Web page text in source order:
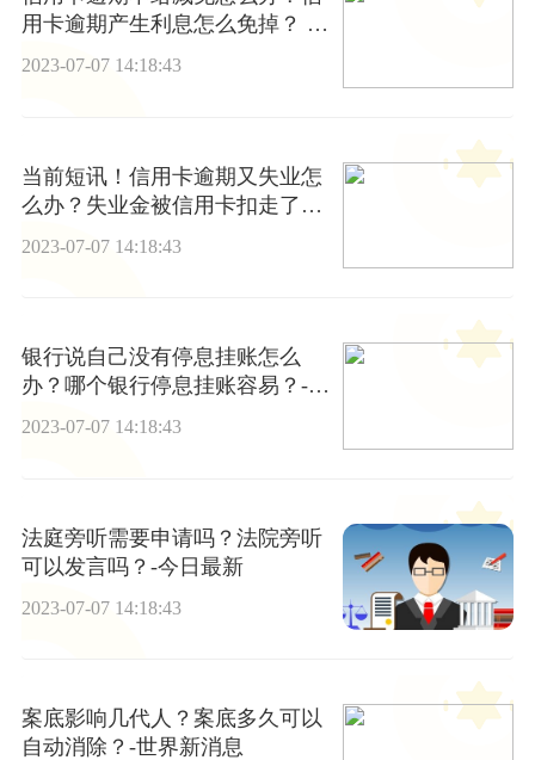
用卡逾期产生利息怎么免掉？ 世
界速讯
2023-07-07 14:18:43
当前短讯！信用卡逾期又失业怎
么办？失业金被信用卡扣走了怎
2023-07-07 14:18:43
银行说自己没有停息挂账怎么
办？哪个银行停息挂账容易？-每
日速读
2023-07-07 14:18:43
法庭旁听需要申请吗？法院旁听
可以发言吗？-今日最新
2023-07-07 14:18:43
案底影响几代人？案底多久可以
自动消除？-世界新消息